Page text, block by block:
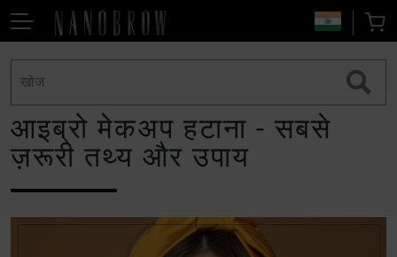
आइब्रो मेकअप हटाना - सबसे
ज़रूरी तथ्य और उपाय